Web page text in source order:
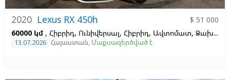
2020 Lexus RX 450h
$ 51 000
60000 կմ , Հիբրիդ, Ունիվերսալ, Հիբրիդ, Ավտոմատ, Ձախ,
13.07.2026 Հայաստան, Մաքսազերծված է